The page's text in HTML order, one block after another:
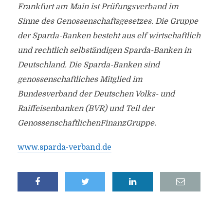
Frankfurt am Main ist Prüfungsverband im
Sinne des Genossenschaftsgesetzes. Die Gruppe
der Sparda-Banken besteht aus elf wirtschaftlich
und rechtlich selbständigen Sparda-Banken in
Deutschland. Die Sparda-Banken sind
genossenschaftliches Mitglied im
Bundesverband der Deutschen Volks- und
Raiffeisenbanken (BVR) und Teil der
GenossenschaftlichenFinanzGruppe.
www.sparda-verband.de